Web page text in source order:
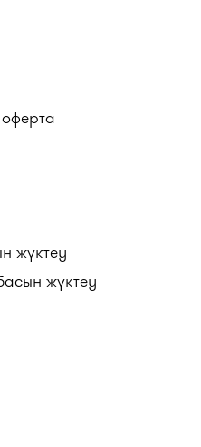
жүктеу
жүктеу